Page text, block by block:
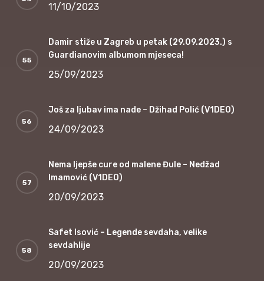
11/10/2023
Damir stiže u Zagreb u petak (29.09.2023.) s
Guardianovim albumom mjeseca!
25/09/2023
Još za ljubav ima nade – Džihad Polić (V1DEO)
24/09/2023
Nema ljepše cure od malene Đule – Nedžad
Imamović (V1DEO)
20/09/2023
Safet Isović – Legende sevdaha, velike
sevdahlije
20/09/2023